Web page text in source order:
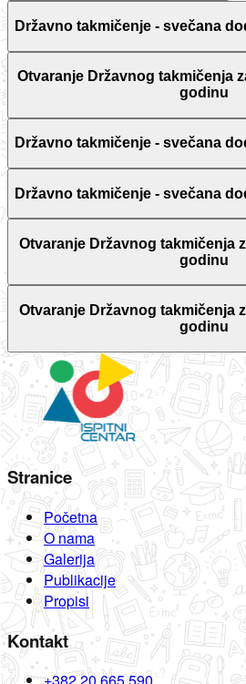
Državno takmičenje - svečana
Otvaranje Državnog takmičenja
godinu
Državno takmičenje - svečana
Državno takmičenje - svečana
Otvaranje Državnog takmičenja
godinu
Otvaranje Državnog takmičenja
godinu
Stranice
Početna
O nama
Galerija
Publikacije
Propisi
Kontakt